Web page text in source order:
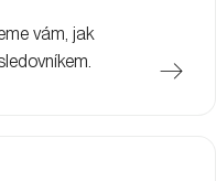
vám, jak